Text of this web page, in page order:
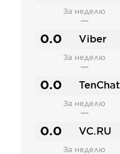
За неделю
—
0.0 Viber
За неделю
—
0.0 TenChat
За неделю
—
0.0 VC.RU
За неделю